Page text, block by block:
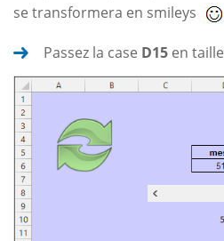
se transformera en smileys
Passez la case D15 en taille